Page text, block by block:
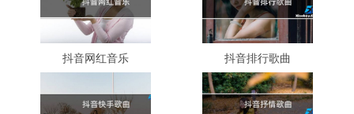
抖音网红音乐 抖音排行歌曲